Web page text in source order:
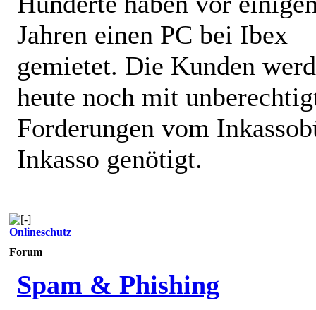
Jahren einen PC bei Ibex
gemietet. Die Kunden
heute noch mit
Forderungen vom
Inkasso genötigt.
Onlineschutz
Forum
Spam & Phishing